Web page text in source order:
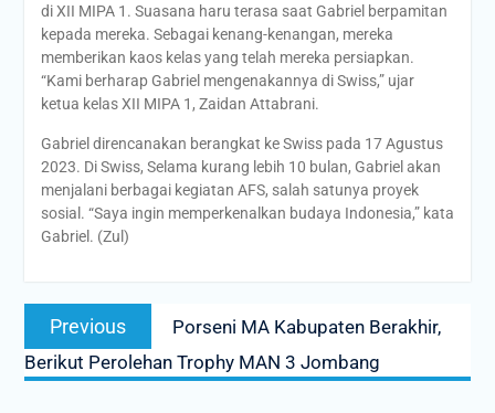
di XII MIPA 1. Suasana haru terasa saat Gabriel berpamitan
kepada mereka. Sebagai kenang-kenangan, mereka
memberikan kaos kelas yang telah mereka persiapkan.
“Kami berharap Gabriel mengenakannya di Swiss,” ujar
ketua kelas XII MIPA 1, Zaidan Attabrani.
Gabriel direncanakan berangkat ke Swiss pada 17 Agustus
2023. Di Swiss, Selama kurang lebih 10 bulan, Gabriel akan
menjalani berbagai kegiatan AFS, salah satunya proyek
sosial. “Saya ingin memperkenalkan budaya Indonesia,” kata
Gabriel. (Zul)
Post
navigation
Previous
Previous
post:
Porseni MA Kabupaten Berakhir,
Berikut Perolehan Trophy MAN 3 Jombang